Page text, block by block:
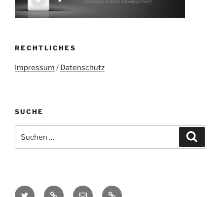
RECHTLICHES
Impressum / Datenschutz
SUCHE
nach:
Twitter Mastodon
E- Kontakt